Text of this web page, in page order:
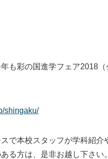
も彩の国進学フェア2018（
shingaku/
で本校スタッフが学科紹介
る方は、是非お越し下さい